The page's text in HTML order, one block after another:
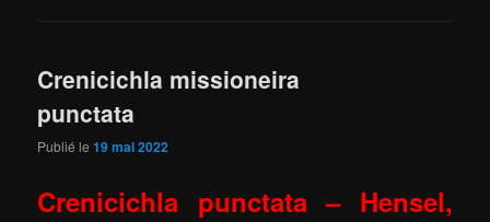
Crenicichla missioneira
punctata
Publié le19 mai 2022
Crenicichla punctata– Hensel,